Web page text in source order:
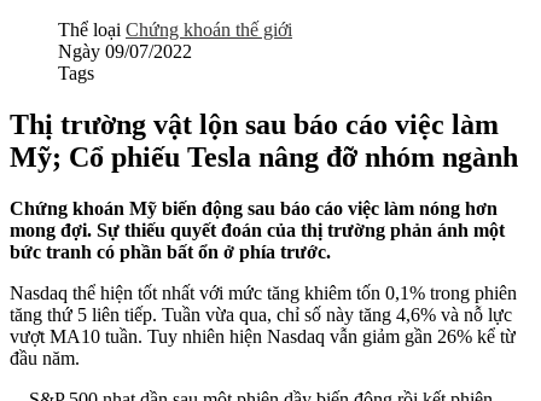
Thể loại Chứng khoán thế giới
Ngày 09/07/2022
Tags
Thị trường vật lộn sau báo cáo việc làm
Mỹ; Cổ phiếu Tesla nâng đỡ nhóm ngành
Chứng khoán Mỹ biến động sau báo cáo việc làm nóng hơn
mong đợi. Sự thiếu quyết đoán của thị trường phản ánh một
bức tranh có phần bất ổn ở phía trước.
Nasdaq thể hiện tốt nhất với mức tăng khiêm tốn 0,1% trong phiên
tăng thứ 5 liên tiếp. Tuần vừa qua, chỉ số này tăng 4,6% và nỗ lực
vượt MA10 tuần. Tuy nhiên hiện Nasdaq vẫn giảm gần 26% kể từ
đầu năm.